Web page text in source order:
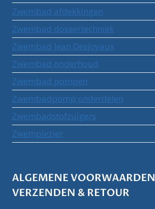
Zwembad afdekkingen
Zwembad doseertechniek
Zwembad Jean Desjoyaux
Zwembad onderhoud
Zwembad pompen
Zwembadpomp onderdelen
Zwembadstofzuigers
Zwemplezier
ALGEMENE VOORWAARDEN
VERZENDEN & RETOUR